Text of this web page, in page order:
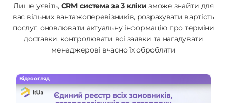
Лише уявіть, CRM система за 3 кліки зможе знайти для
вас вільних вантажоперевізників, розрахувати вартість
послуг, оновлювати актуальну інформацію про терміни
доставки, контролювати всі заявки та нагадувати
менеджерові вчасно їх обробляти
Відеоогляд